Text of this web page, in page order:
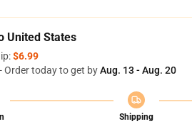
United States
$6.99
Order today to get byAug. 13 - Aug. 20
Shipping